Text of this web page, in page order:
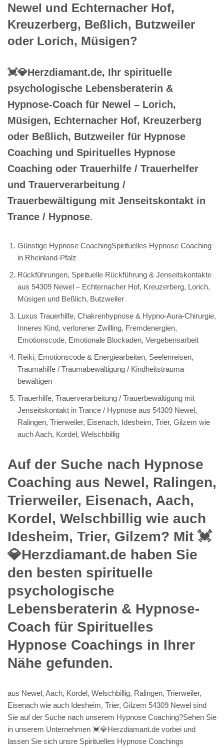
Newel und Echternacher Hof,
Kreuzerberg, Beßlich, Butzweiler
oder Lorich, Müsigen?
💓️💎Herzdiamant.de, Ihr spirituelle
psychologische Lebensberaterin &
Hypnose-Coach für Newel – Lorich,
Müsigen, Echternacher Hof, Kreuzerberg
oder Beßlich, Butzweiler für Hypnose
Coaching und Spirituelles Hypnose
Coaching oder Trauerhilfe / Trauerhelfer
und Trauerverarbeitung /
Trauerbewältigung mit Jenseitskontakt in
Trance / Hypnose.
Günstige Hypnose CoachingSpirituelles Hypnose Coaching
in Rheinland-Pfalz
Rückführungen, Spirituelle Rückführung & Jenseitskontakte
aus 54309 Newel – Echternacher Hof, Kreuzerberg, Lorich,
Müsigen und Beßlich, Butzweiler
Luxus Trauerhilfe, Chakrenhypnose & Hypno-Aura-Chirurgie,
Inneres Kind, verlorener Zwilling, Fremdenergien,
Emotionscode, Emotionale Blockaden, Vergebensarbeit
Reiki, Emotionscode & Energiearbeiten, Seelenreisen,
Traumahilfe / Traumabewältigung / Kindheitstrauma
bewältigen
Trauerhilfe, Trauerverarbeitung / Trauerbewältigung mit
Jenseitskontakt in Trance / Hypnose aus 54309 Newel,
Ralingen, Trierweiler, Eisenach, Idesheim, Trier, Gilzem wie
auch Aach, Kordel, Welschbillig
Auf der Suche nach Hypnose
Coaching aus Newel, Ralingen,
Trierweiler, Eisenach, Aach,
Kordel, Welschbillig wie auch
Idesheim, Trier, Gilzem? Mit 💓️
💎Herzdiamant.de haben Sie
den besten spirituelle
psychologische
Lebensberaterin & Hypnose-
Coach für Spirituelles
Hypnose Coachings in Ihrer
Nähe gefunden.
aus Newel, Aach, Kordel, Welschbillig, Ralingen, Trierweiler,
Eisenach wie auch Idesheim, Trier, Gilzem 54309 Newel sind
Sie auf der Suche nach unserem Hypnose Coaching?Sehen Sie
in unserem Unternehmen 💓️💎Herzdiamant.de vorbei und
lassen Sie sich unsre Spirituelles Hypnose Coachings